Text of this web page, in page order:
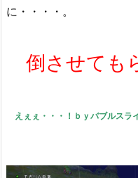
に・・・・。
倒させても
えぇぇ・・・！ｂｙバブルスラ